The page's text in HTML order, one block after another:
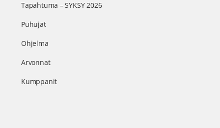
Tapahtuma – SYKSY 2026
Puhujat
Ohjelma
Arvonnat
Kumppanit